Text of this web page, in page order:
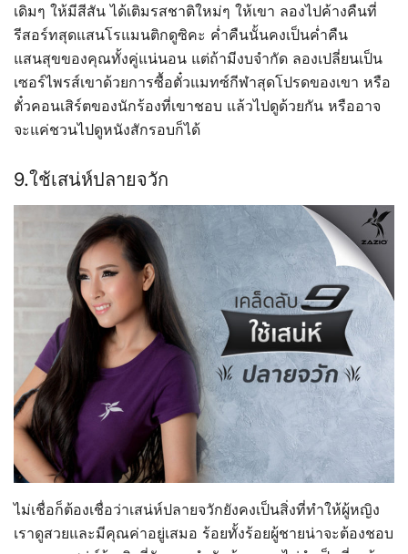
เดิมๆ ให้มีสีสัน ได้เติมรสชาติใหม่ๆ ให้เขา ลองไปค้างคืนที่
รีสอร์ทสุดแสนโรแมนติกดูซิคะ ค่ำคืนนั้นคงเป็นค่ำคืน
แสนสุขของคุณทั้งคู่แน่นอน แต่ถ้ามีงบจำกัด ลองเปลี่ยนเป็น
เซอร์ไพรส์เขาด้วยการซื้อตั๋วแมทซ์กีฬาสุดโปรดของเขา หรือ
ตั๋วคอนเสิร์ตของนักร้องที่เขาชอบ แล้วไปดูด้วยกัน หรืออาจ
จะแค่ชวนไปดูหนังสักรอบก็ได้
9.ใช้เสน่ห์ปลายจวัก
ไม่เชื่อก็ต้องเชื่อว่าเสน่ห์ปลายจวักยังคงเป็นสิ่งที่ทำให้ผู้หญิง
เราดูสวยและมีคุณค่าอยู่เสมอ ร้อยทั้งร้อยผู้ชายน่าจะต้องชอบ